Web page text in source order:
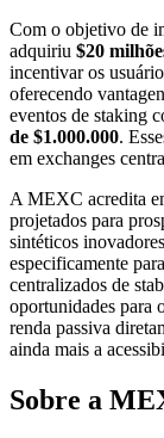
Com o objetivo de
adquiriu $20
incentivar os
oferecendo
eventos de staking
de $1.000.000.
em exchanges
A MEXC acredita
projetados para
sintéticos
especificamente
centralizados de
oportunidades para
renda passiva
ainda mais a
Sobre a